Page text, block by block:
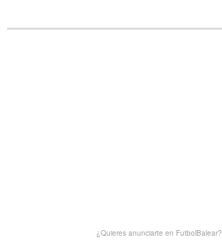
¿Quieres anunciarte en FutbolBalear?